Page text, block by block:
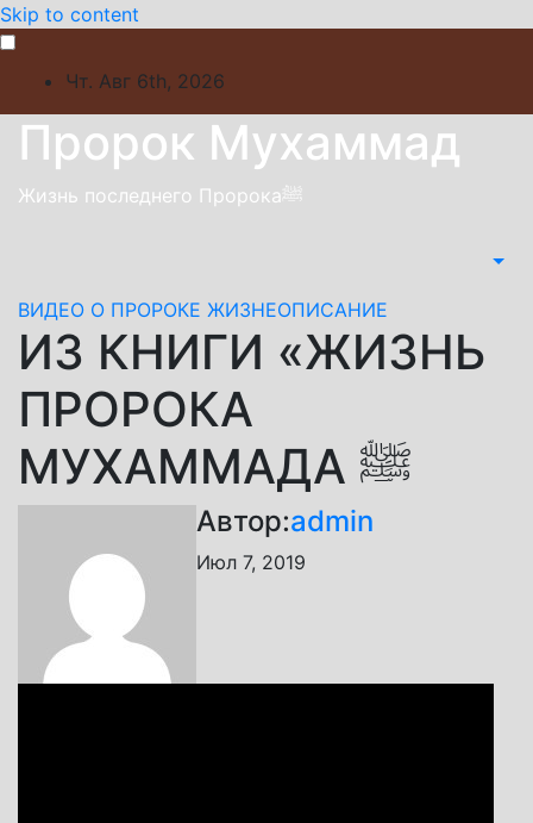
Skip to content
Чт. Авг 6th, 2026
Пророк Мухаммад
Жизнь последнего Пророкаﷺ
ВИДЕО О ПРОРОКЕ ЖИЗНЕОПИСАНИЕ
ИЗ КНИГИ «ЖИЗНЬ
ПРОРОКА
МУХАММАДА ﷺ
Автор:admin
Июл 7, 2019